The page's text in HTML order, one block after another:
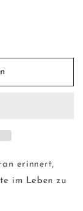
erinnert,
im Leben zu